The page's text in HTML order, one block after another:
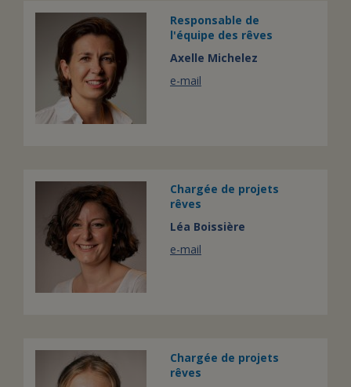
Responsable de
l'équipe des rêves
Axelle Michelez
e-mail
Chargée de projets
rêves
Léa Boissière
e-mail
Chargée de projets
rêves